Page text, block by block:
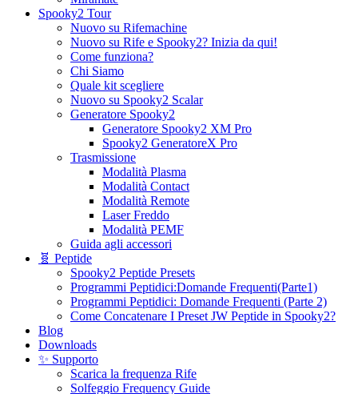
Spooky2 Tour
Nuovo su Rifemachine
Nuovo su Rife e Spooky2? Inizia da qui!
Come funziona?
Chi Siamo
Quale kit scegliere
Nuovo su Spooky2 Scalar
Generatore Spooky2
Generatore Spooky2 XM Pro
Spooky2 GeneratoreX Pro
Trasmissione
Modalità Plasma
Modalità Contact
Modalità Remote
Laser Freddo
Modalità PEMF
Guida agli accessori
🧬 Peptide
Spooky2 Peptide Presets
Programmi Peptidici:Domande Frequenti(Parte1)
Programmi Peptidici: Domande Frequenti (Parte 2)
Come Concatenare I Preset JW Peptide in Spooky2?
Blog
Downloads
✨ Supporto
Scarica la frequenza Rife
Solfeggio Frequency Guide